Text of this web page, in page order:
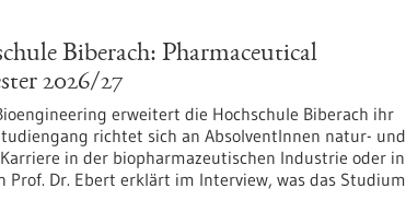
Biberach: Pharmaceutical
2026/27
erweitert die Hochschule Biberach ihr
richtet sich an AbsolventInnen natur- und
in der biopharmazeutischen Industrie oder in
Dr. Ebert erklärt im Interview, was das Studium